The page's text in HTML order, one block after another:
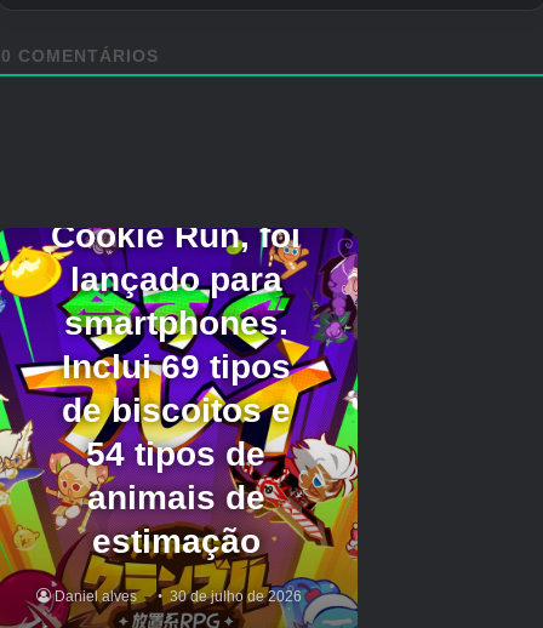
introduzem mecânicas de combate como
ataques telegrafados, emparelhamento de
armas e orações de proteção.
Por último, a piscicultura em Havenhythe
funciona como uma alternativa aos locais de
pesca tradicionais. Você pode estocar entre
uma e quatro piscinas usando entradas como
lagostas de nível 45 e peixes-espada de nível
55. Quando um pool atinge a população total,
você pode colhê-lo, mas o sistema não é
completamente passivo.
0 COMENTÁRIOS